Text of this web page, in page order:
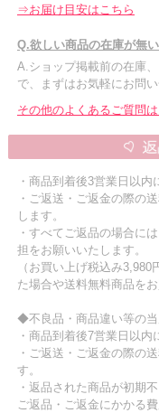
⇒お届け目安はこちら
Q.欲しい商品の在庫が無
A.ショップ掲載前の在庫
で、まずはお気軽にお問い
その他のよくあるご質問
・商品到着後3営業日以内
・ご返送・ご返金の際の
します。
・すべてご返品の場合に
担をお願いいたします。
（お買い上げ税込み
た場合や送料無料商品を
◆不良品・商品違い等の
・商品到着後7営業日以内
・ご返送・ご返金の際の
す。
・返品された商品が初期
ご返品・ご返金にかかる